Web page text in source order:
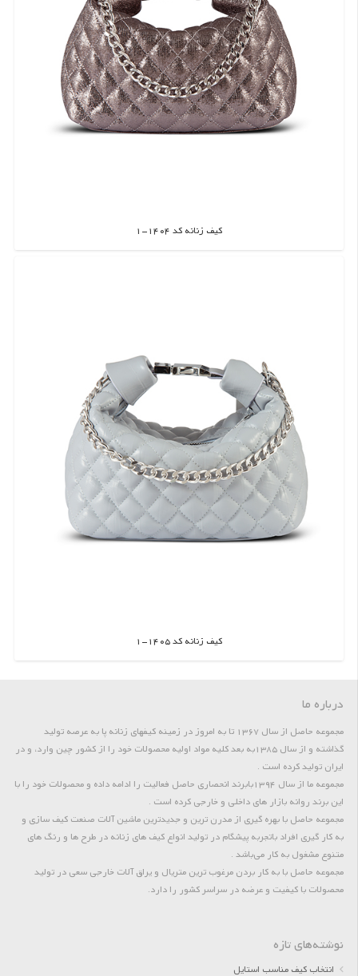
کیف زنانه کد 1404-1
اطلاعات بیشتر
کیف زنانه کد 1405-1
اطلاعات بیشتر
درباره ما
مجموعه حاصل از سال 1367 تا به امروز در زمینه کیفهای زنانه پا به عرصه تولید
گذاشته و از سال 1385به بعد کلیه مواد اولیه محصولات خود را از کشور چین وارد، و در
ایران تولید کرده است .
مجموعه ما از سال 1394بابرند انحصاری حاصل فعالیت را ادامه داده و محصولات خود را با
این برند روانه بازار های داخلی و خارجی کرده است .
مجموعه حاصل با بهره گیری از مدرن ترین و جدیدترین ماشین آلات صنعت کیف سازی و
به کار گیری افراد باتجربه پیشگام در تولید انواع کیف های زنانه در طرح ها و رنگ های
متنوع مشغول به کار می‌باشد .
مجموعه حاصل با به کار بردن مرغوب ترین متریال و یراق آلات خارجی سعی در تولید
محصولات با کیفیت و عرضه در سراسر کشور را دارد.
نوشته‌های تازه
انتخاب کیف مناسب استایل